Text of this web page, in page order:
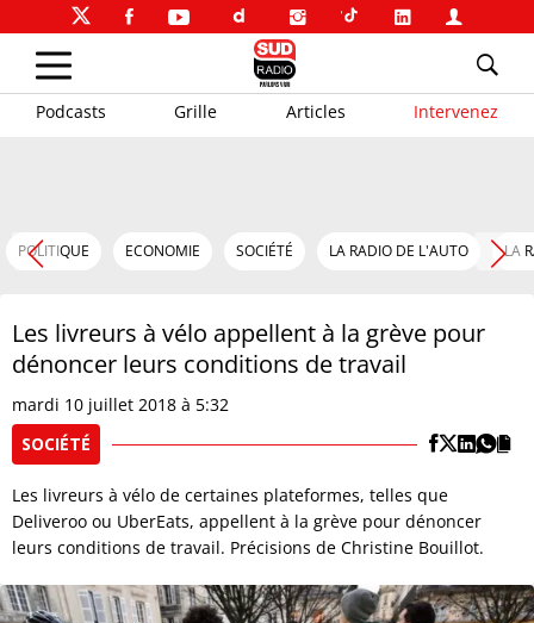
Podcasts Grille Articles Intervenez
POLITIQUE ECONOMIE SOCIÉTÉ LA RADIO DE L'AUTO LA
Les livreurs à vélo appellent à la grève pour
dénoncer leurs conditions de travail
mardi 10 juillet 2018 à 5:32
SOCIÉTÉ
Les livreurs à vélo de certaines plateformes, telles que
Deliveroo ou UberEats, appellent à la grève pour dénoncer
leurs conditions de travail. Précisions de Christine Bouillot.